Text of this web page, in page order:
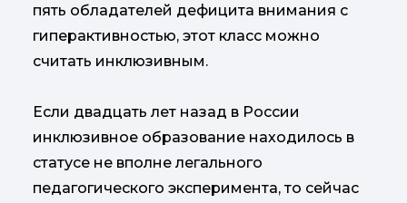
пять обладателей дефицита внимания с
гиперактивностью, этот класс можно
считать инклюзивным.
Если двадцать лет назад в России
инклюзивное образование находилось в
статусе не вполне легального
педагогического эксперимента, то сейчас